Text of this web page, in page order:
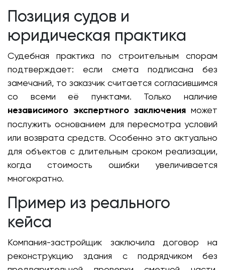
Позиция судов и
юридическая практика
Судебная практика по строительным спорам
подтверждает: если смета подписана без
замечаний, то заказчик считается согласившимся
со всеми её пунктами. Только наличие
независимого экспертного заключения может
послужить основанием для пересмотра условий
или возврата средств. Особенно это актуально
для объектов с длительным сроком реализации,
когда стоимость ошибки увеличивается
многократно.
Пример из реального
кейса
Компания-застройщик заключила договор на
реконструкцию здания с подрядчиком без